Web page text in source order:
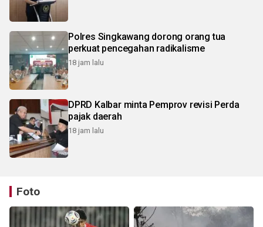
Polres Singkawang dorong orang tua
perkuat pencegahan radikalisme
18 jam lalu
DPRD Kalbar minta Pemprov revisi Perda
pajak daerah
18 jam lalu
Foto